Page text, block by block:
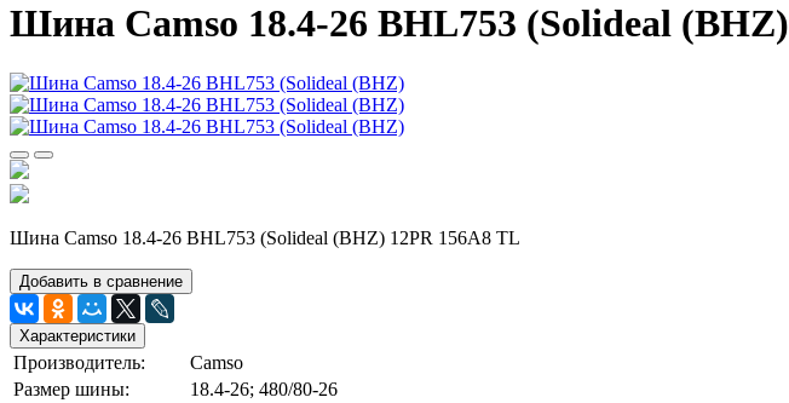
Шина Camso 18.4-26 BHL753 (Solideal (BHZ)
Шина Camso 18.4-26 BHL753 (Solideal (BHZ) 12PR 156A8 TL
Добавить в сравнение
Характеристики
Производитель:
Camso
Размер шины:
18.4-26; 480/80-26